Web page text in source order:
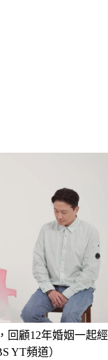
回顧12年婚姻一起
YT頻道）